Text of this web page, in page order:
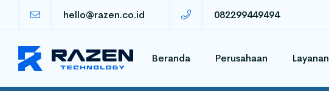
hello@razen.co.id 082299449494
Beranda Perusahaan Layanan